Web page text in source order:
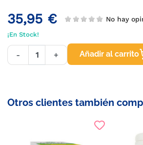
35,95 € No hay
¡En Stock!
- + Añadir al carrito
Otros clientes también